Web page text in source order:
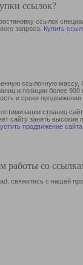
ссылок?
ссылок
запроса. Купить
ссылочную
и позиции более
и сроки продвижения.
страниц
сайту занять
продвижение сайта
работы со
свяжитесь с нашей